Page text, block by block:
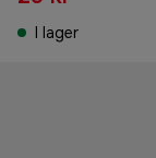
I lager